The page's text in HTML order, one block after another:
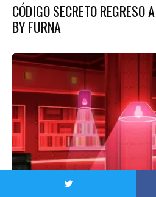
CÓDIGO SECRETO REGRESO
BY FURNA